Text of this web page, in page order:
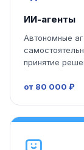
ИИ-агенты
Автономные
принятие
от 80 000 ₽